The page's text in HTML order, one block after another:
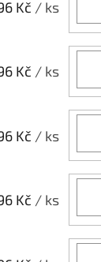
Kč / ks
Kč / ks
Kč / ks
Kč / ks